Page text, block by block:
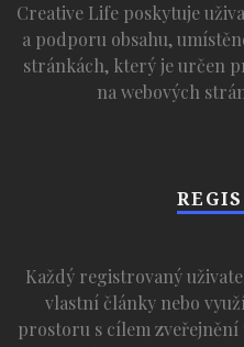
Creative Life poskytuje
a podporu obsahu,
stránkách, který je určen
na webových
Každý registrovaný
vlastní články nebo
prostoru s cílem